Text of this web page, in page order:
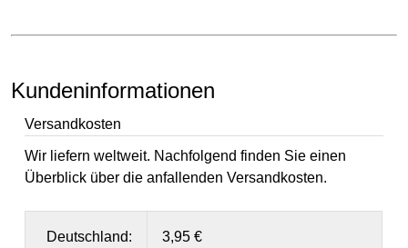
Kundeninformationen
Versandkosten
Wir liefern weltweit. Nachfolgend finden Sie einen
Überblick über die anfallenden Versandkosten.
Deutschland: 3,95 €